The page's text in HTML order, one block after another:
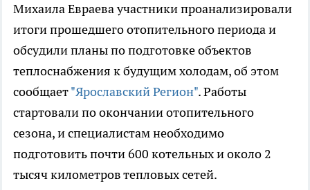
Михаила Евраева участники проанализировали
итоги прошедшего отопительного периода и
обсудили планы по подготовке объектов
теплоснабжения к будущим холодам, об этом
сообщает"Ярославский Регион". Работы
стартовали по окончании отопительного
сезона, и специалистам необходимо
подготовить почти 600 котельных и около 2
тысяч километров тепловых сетей.